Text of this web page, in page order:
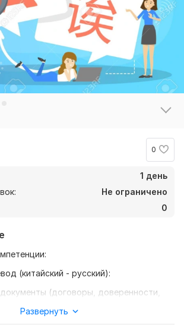
0
1 день
Не ограничено
0
(китайский - русский):
(договоры, доверенности,
Развернуть